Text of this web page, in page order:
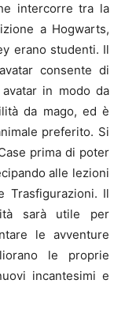
intercorre tra la
a Hogwarts,
erano studenti. Il
consente di
in modo da
da mago, ed è
preferito. Si
prima di poter
alle lezioni
Trasfigurazioni. Il
sarà utile per
le avventure
le proprie
incantesimi e